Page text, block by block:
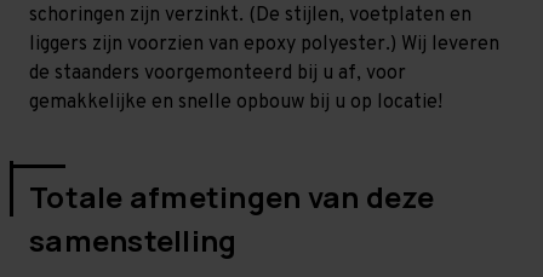
schoringen zijn verzinkt. (De stijlen, voetplaten en
liggers zijn voorzien van epoxy polyester.) Wij leveren
de staanders voorgemonteerd bij u af, voor
gemakkelijke en snelle opbouw bij u op locatie!
Totale afmetingen van deze
samenstelling